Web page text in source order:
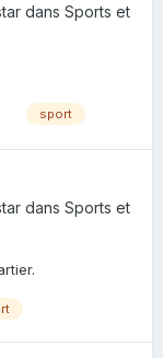
dans Sports et
sport
dans Sports et